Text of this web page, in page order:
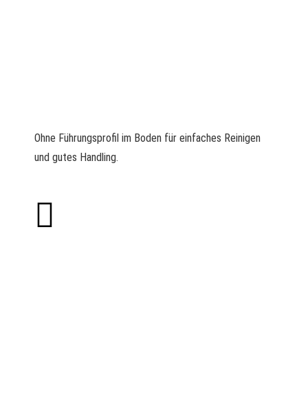
Ohne Führungsprofil im Boden für einfaches Reinigen
und gutes Handling.